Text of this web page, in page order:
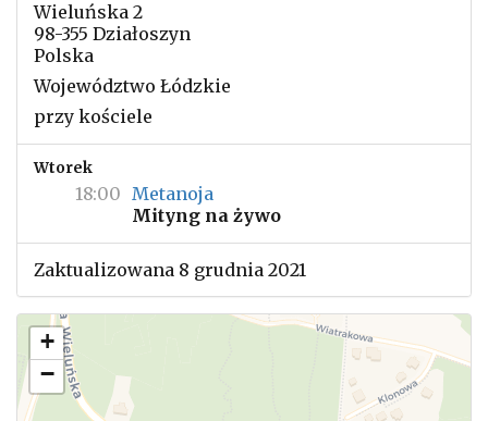
Wieluńska 2
98-355 Działoszyn
Polska
Województwo Łódzkie
przy kościele
Wtorek
18:00 Metanoja
Mityng na żywo
Zaktualizowana 8 grudnia 2021
+
−